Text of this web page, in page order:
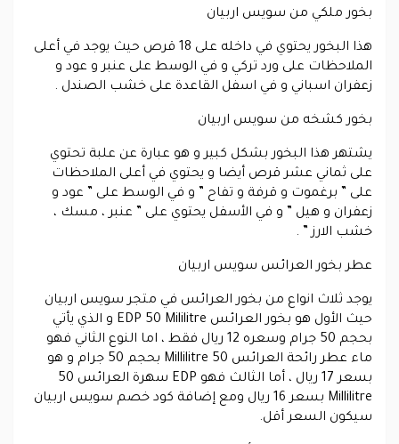
بخور ملكي من سويس اربيان
هذا البخور يحتوي في داخله على 18 قرص حيث يوجد في أعلى
الملاحظات على ورد تركي و في الوسط على عنبر و عود و
زعفران اسباني و في اسفل القاعدة على خشب الصندل .
بخور كشخه من سويس اربيان
يشتهر هذا البخور بشكل كبير و هو عبارة عن علبة تحتوي
على ثماني عشر قرص أيضا و يحتوي في أعلى الملاحظات
على ” برغموت و قرفة و تفاح ” و في الوسط على ” عود و
زعفران و هيل ” و في الأسفل يحتوي على ” عنبر ، مسك ،
خشب الارز ” .
عطر بخور العرائس سويس اربيان
يوجد ثلاث انواع من بخور العرائس في متجر سويس اربيان
حيث الأول هو بخور العرائس EDP 50 Mililitre و الذي يأتي
بحجم 50 جرام وسعره 12 ريال فقط ، اما النوع الثاني فهو
ماء عطر رائحة العرائس 50 Millilitre بحجم 50 جرام و هو
بسعر 17 ريال ، أما الثالث فهو EDP سهرة العرائس 50
Millilitre بسعر 16 ريال ومع إضافة كود خصم سويس اربيان
سيكون السعر أقل.